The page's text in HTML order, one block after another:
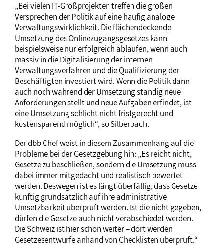
„Bei vielen IT-Großprojekten treffen die großen
Versprechen der Politik auf eine häufig analoge
Verwaltungswirklichkeit. Die flächendeckende
Umsetzung des Onlinezugangsgesetzes kann
beispielsweise nur erfolgreich ablaufen, wenn auch
massiv in die Digitalisierung der internen
Verwaltungsverfahren und die Qualifizierung der
Beschäftigten investiert wird. Wenn die Politik dann
auch noch während der Umsetzung ständig neue
Anforderungen stellt und neue Aufgaben erfindet, ist
eine Umsetzung schlicht nicht fristgerecht und
kostensparend möglich“, so Silberbach.
Der dbb Chef weist in diesem Zusammenhang auf die
Probleme bei der Gesetzgebung hin: „Es reicht nicht,
Gesetze zu beschließen, sondern die Umsetzung muss
dabei immer mitgedacht und realistisch bewertet
werden. Deswegen ist es längt überfällig, dass Gesetze
künftig grundsätzlich auf ihre administrative
Umsetzbarkeit überprüft werden. Ist die nicht gegeben,
dürfen die Gesetze auch nicht verabschiedet werden.
Die Schweiz ist hier schon weiter – dort werden
Gesetzesentwürfe anhand von Checklisten überprüft.“